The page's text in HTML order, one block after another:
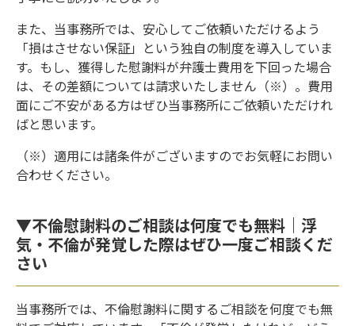
また、当事務所では、安心してご依頼いただけるよう
「損はさせない保証」という独自の制度を導入していま
す。もし、獲得した慰謝料が弁護士費用を下回った場合
は、その差額については請求いたしません（※）。費用
面にご不安がある方はぜひ当事務所にご依頼いただけれ
ばと思います。
（※）適用には諸条件がございますのでお気軽にお問い
合わせください。
▼不倫慰謝料のご相談は何度でも無料｜浮
気・不倫が発覚した際はぜひ一度ご相談くだ
さい
当事務所では、不倫慰謝料に関するご相談を何度でも無